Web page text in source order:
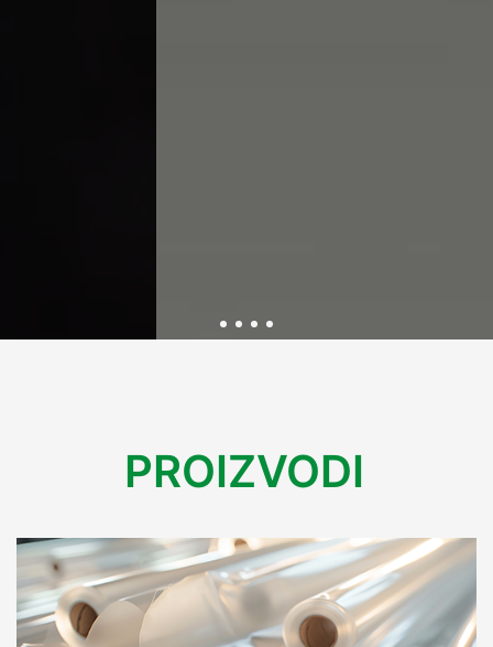
Održivost kroz inovativnu
ambalažu
U Variplastu kontinuirano radimo na razvoju ekološki
prihvatljive ambalaže koja smanjuje utjecaj na okoliš.
Kroz inovacije i reciklažne procese, osiguravamo rješenja
koja podržavaju održivu budućnost bez kompromisa na
kvalitetu.
PROIZVODI